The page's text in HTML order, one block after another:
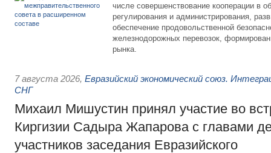
числе совершенствование кооперации в
регулирования и администрирования,
обеспечение продовольственной
железнодорожных перевозок,
рынка.
7 августа 2026, Евразийский экономический союз.
СНГ
Михаил Мишустин принял участие во
Киргизии Садыра Жапарова с главами
участников заседания Евразийского